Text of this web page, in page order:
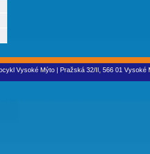
Vysoké Mýto | Pražská 32/II, 566 01 Vysoké